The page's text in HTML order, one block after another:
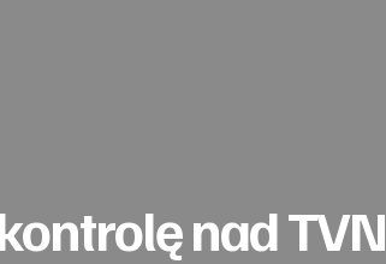
nad TVN